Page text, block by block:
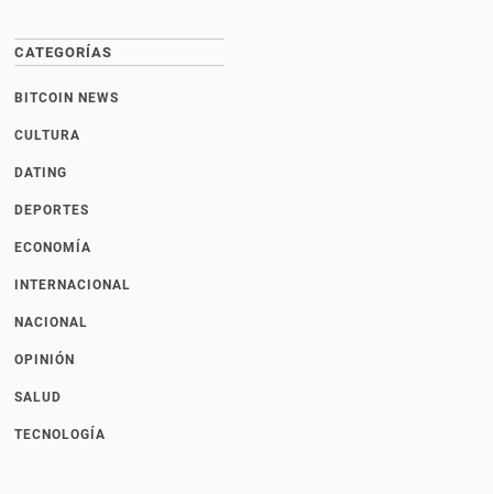
CATEGORÍAS
BITCOIN NEWS
CULTURA
DATING
DEPORTES
ECONOMÍA
INTERNACIONAL
NACIONAL
OPINIÓN
SALUD
TECNOLOGÍA